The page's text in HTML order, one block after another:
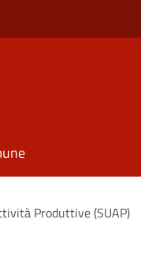
Produttive (SUAP)